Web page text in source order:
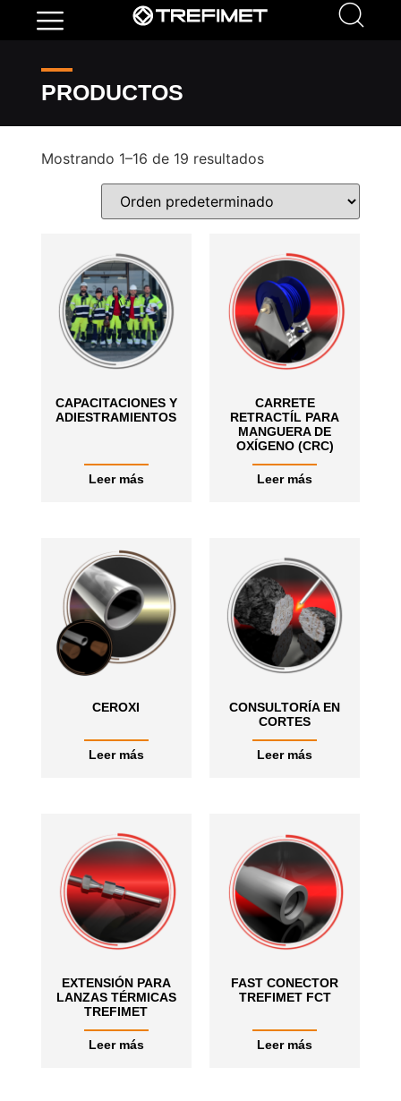
PRODUCTOS
Mostrando 1–16 de 19 resultados
CAPACITACIONES Y
ADIESTRAMIENTOS
Leer más
CARRETE
RETRACTÍL PARA
MANGUERA DE
OXÍGENO (CRC)
Leer más
CEROXI
Leer más
CONSULTORÍA EN
CORTES
Leer más
EXTENSIÓN PARA
LANZAS TÉRMICAS
TREFIMET
Leer más
FAST CONECTOR
TREFIMET FCT
Leer más